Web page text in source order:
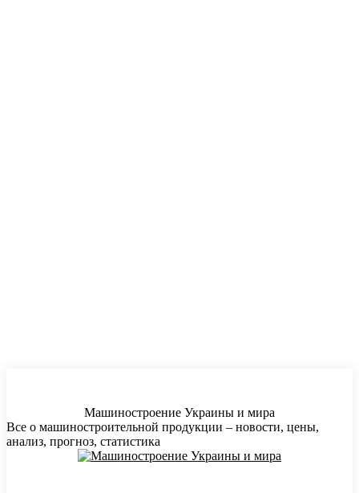
Машиностроение Украины и мира
Все о машиностроительной продукции – новости, цены,
анализ, прогноз, статистика